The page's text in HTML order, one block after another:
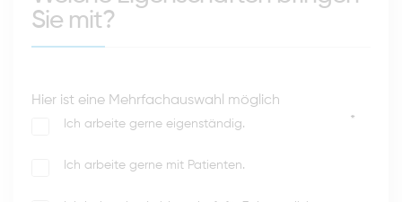
Sie mit?
Hier ist eine Mehrfachauswahl möglich
Ich arbeite gerne eigenständig.
Ich arbeite gerne mit Patienten.
*